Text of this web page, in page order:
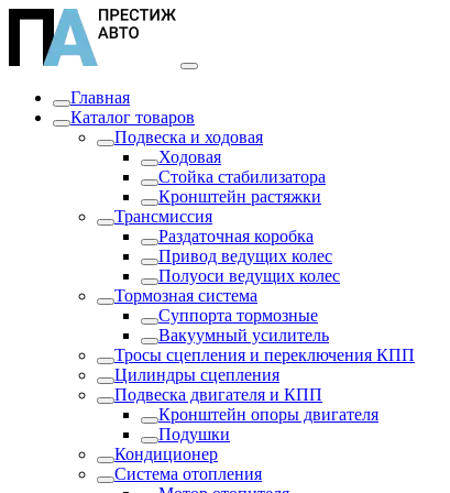
Главная
Каталог товаров
Подвеска и ходовая
Ходовая
Стойка стабилизатора
Кронштейн растяжки
Трансмиссия
Раздаточная коробка
Привод ведущих колес
Полуоси ведущих колес
Тормозная система
Суппорта тормозные
Вакуумный усилитель
Тросы сцепления и переключения КПП
Цилиндры сцепления
Подвеска двигателя и КПП
Кронштейн опоры двигателя
Подушки
Кондиционер
Система отопления